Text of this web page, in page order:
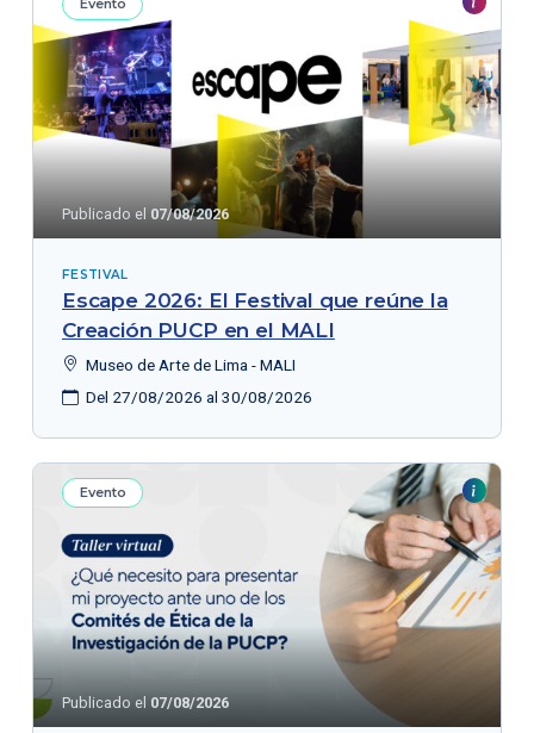
Evento
Publicado el 07/08/2026
FESTIVAL
Escape 2026: El Festival que reúne la
Creación PUCP en el MALI
Museo de Arte de Lima - MALI
Del 27/08/2026 al 30/08/2026
Evento
Publicado el 07/08/2026